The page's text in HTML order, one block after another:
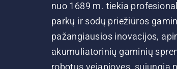
nuo 1689 m. tiekia
parkų ir sodų priežiūros
pažangiausios inovacijos,
akumuliatorinių gaminių
robotus vejapjoves, sujungia